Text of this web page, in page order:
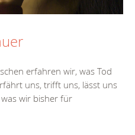
erfahren wir, was Tod
uns, trifft uns, lässt uns
wir bisher für